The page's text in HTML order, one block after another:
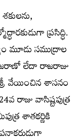
ప్రసిద్ధి.
మూడు సముద్రాల
లేదా రాజరాజు
వేయించిన శాసనం
రాజు వాసిష్టపుత్ర
శాతకర్ణికి